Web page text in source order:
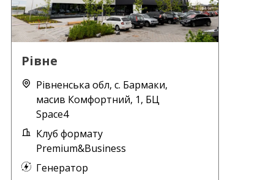
Рівне
Рівненська обл, с. Бармаки,
масив Комфортний, 1, БЦ
Space4
Клуб формату
Premium&Business
Генератор